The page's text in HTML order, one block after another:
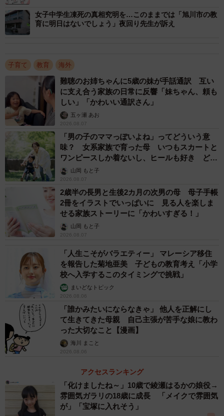
さらに、「息子がいじめる側ではない」とわかったこと。
先に息子が暴力を振るい、反撃されている可能性もあった
ていたらどうしようかと思っていましたが、杞憂に終わり
ました。
そしてなにより、「園が問題を把握し、解決に向けて動い
ている」と教えてもらったこと。
息子はL君の暴力を先生にたびたび訴えていたようですが、
L君は「やっていない」と言い張っていたそうです。誰にも
わかってもらえない悔しさも、息子にはストレスになって
いたのかもしれません。
だから息子には伝えました。「先生は、L君がみんなを叩い
ているのを知っているよ。L君がやっていないとウソをつい
ているのもね。だから、もし嫌なことをされたらすぐに先
生に言いなさい。先生は、あなたが悪くないとわかってい
るから！」と。
息子の話を聞く限り、L君の暴力は簡単に収まることはあり
ませんでした。でも安心したのか、登園拒否をすることは
なくなりました。
女子中学生凍死の真相究明を…このままでは「旭川市の教
育に明日はないでしょう」夜回り先生が訴え
子育て 教育 海外
難聴のお姉ちゃんに5歳の妹が手話通訳 互い
に支え合う家族の日常に反響「妹ちゃん、頼も
しい」「かわいい通訳さん」
五ヶ瀬 あお
2026.08.07
「男の子のママっぽいよね」ってどういう意
味？ 女系家族で育った母 いつもスカートと
ワンピースしか着ないし、ヒールも好き どの
へんが…
山岡 もと子
2026.08.07
2歳半の長男と生後2カ月の次男の母 母子手帳
2冊をイラストでいっぱいに 見る人を楽しま
せる家族ストーリーに「かわいすぎる！」
山岡 もと子
2026.08.07
「人生こそがバラエティー」 マレーシア移住
を報告した菊地亜美 子どもの教育考え「小学
校へ入学するこのタイミングで挑戦」
まいどなトピック
2026.08.06
「誰かみたいにならなきゃ」 他人を正解にし
て生きてきた母親 自己主張が苦手な娘に教わ
った大切なこと【漫画】
海川 まこと
2026.08.06
アクセスランキング
「化けましたね～」10歳で綾瀬はるかの娘役→
雰囲気ガラリの18歳に成長 「メイクで雰囲気
が」「宝塚に入れそう」